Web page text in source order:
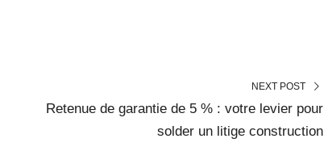
NEXT POST
Retenue de garantie de 5 % : votre levier pour
solder un litige construction